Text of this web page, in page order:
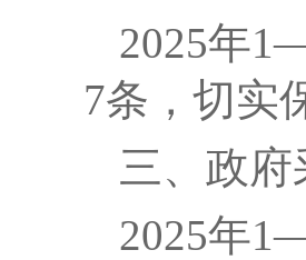
2025年1
7条，切实
三、政府
2025年1